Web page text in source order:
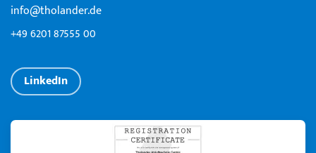
info@tholander.de
+49 6201 87555 00
LinkedIn